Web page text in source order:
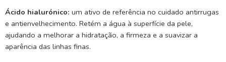
Ácido hialurónico: um ativo de referência no cuidado antirrugas
e antienvelhecimento. Retém a água à superfície da pele,
ajudando a melhorar a hidratação, a firmeza e a suavizar a
aparência das linhas finas.